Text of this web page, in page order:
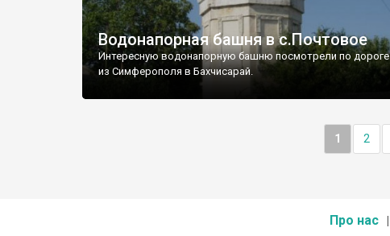
Водонапорная башня в с.Почтовое
Интересную водонапорную башню посмотрели по дороге
из Симферополя в Бахчисарай.
1 2
Про нас